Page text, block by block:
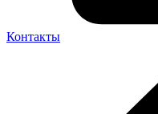
Контакты